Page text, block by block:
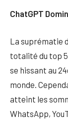
ChatGPT
La suprématie
totalité du top
se hissant au
monde.
atteint les
WhatsApp,